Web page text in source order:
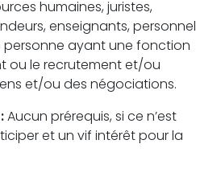
humaines, juristes,
enseignants, personnel
personne ayant une fonction
ou le recrutement et/ou
et/ou des négociations.
Aucun prérequis, si ce n’est
et un vif intérêt pour la